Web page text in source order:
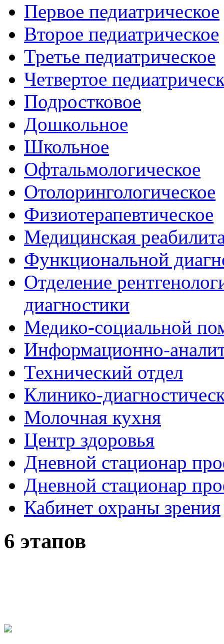
Первое педиатрическое
Второе педиатрическое
Третье педиатрическое
Четвертое
Подростковое
Дошкольное
Школьное
Офтальмологическое
Отолорингологическое
Физиотерапевтическое
Медицинская
Функциональной
Отделение
диагностики
Медико-социальной
Информационно-
Технический отдел
Клинико-
Молочная кухня
Центр здоровья
Дневной стационар
Дневной стационар
Кабинет охраны зрения
Рыболовные катушки
6 этапов